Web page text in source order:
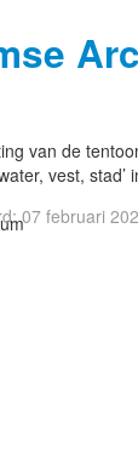
van de
vest, stad’
07 februari